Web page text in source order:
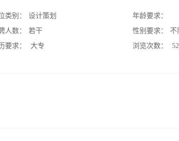
类别：
设计策划
人数：
若干
要求：
大专
年龄要求：
性别要求：
不
浏览次数：